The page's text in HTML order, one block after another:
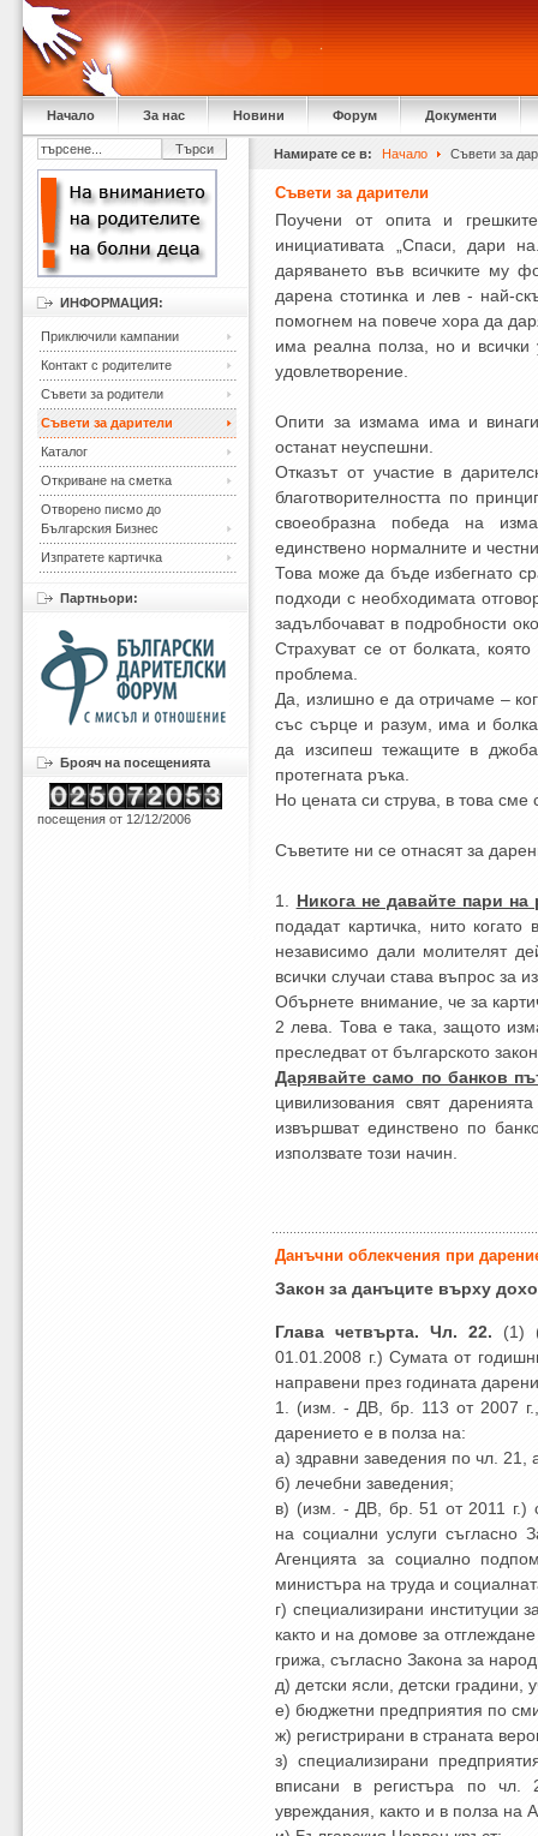
Начало За нас Новини Форум Документи
Намирате се в: Начало Съвети за
Съвети за дарители
Поучени от опита и
инициативата „Спаси, дари
даряването във всичките му
дарена стотинка и лев - най-
помогнем на повече хора да
има реална полза, но и всички
удовлетворение.
Опити за измама има и
останат неуспешни.
Отказът от участие в
благотворителността по
своеобразна победа на
единствено нормалните и
Това може да бъде избегнато
подходи с необходимата
задълбочават в подробности
Страхуват се от болката,
проблема.
Да, излишно е да отричаме –
със сърце и разум, има и
да изсипеш тежащите в
протегната ръка.
Но цената си струва, в това сме
Съветите ни се отнасят за
1. Никога не давайте пари на
подадат картичка, нито
независимо дали молителят
всички случаи става въпрос за
Обърнете внимание, че за
2 лева. Това е така, защото
преследват от българското
Дарявайте само по банков
цивилизования свят
извършват единствено по
използвате този начин.
Данъчни облекчения при
Закон за данъците върху
Глава четвърта. Чл. 22. (1)
01.01.2008 г.) Сумата от
направени през годината
1. (изм. - ДВ, бр. 113 от 2007
дарението е в полза на:
а) здравни заведения по чл. 21,
б) лечебни заведения;
в) (изм. - ДВ, бр. 51 от 2011 г.)
на социални услуги съгласно
Агенцията за социално
министъра на труда и
г) специализирани институции
както и на домове за
грижа, съгласно Закона за
д) детски ясли, детски
е) бюджетни предприятия по
ж) регистрирани в страната
з) специализирани
вписани в регистъра по чл.
увреждания, както и в полза на
ИНФОРМАЦИЯ:
Приключили кампании
Контакт с родителите
Съвети за родители
Съвети за дарители
Каталог
Откриване на сметка
Отворено писмо до
Българския Бизнес
Изпратете картичка
Партньори:
Брояч на посещенията
посещения от 12/12/2006